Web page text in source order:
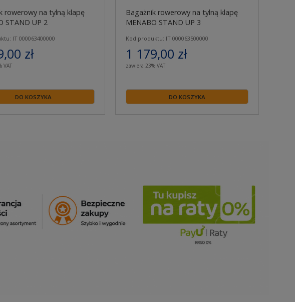
rowerowy na tylną klapę
STAND UP 2
IT 000063400000
zł
VAT
DO KOSZYKA
Bagażnik rowerowy na tylną klapę
MENABO STAND UP 3
Kod produktu: IT 000063500000
1 179,00 zł
zawiera 23% VAT
DO KOSZYKA